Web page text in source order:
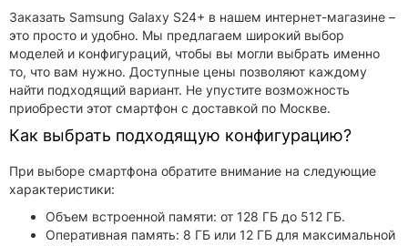
Заказать Samsung Galaxy S24+ в нашем интернет-магазине –
это просто и удобно. Мы предлагаем широкий выбор
моделей и конфигураций, чтобы вы могли выбрать именно
то, что вам нужно. Доступные цены позволяют каждому
найти подходящий вариант. Не упустите возможность
приобрести этот смартфон с доставкой по Москве.
Как выбрать подходящую конфигурацию?
При выборе смартфона обратите внимание на следующие
характеристики:
Объем встроенной памяти: от 128 ГБ до 512 ГБ.
Оперативная память: 8 ГБ или 12 ГБ для максимальной